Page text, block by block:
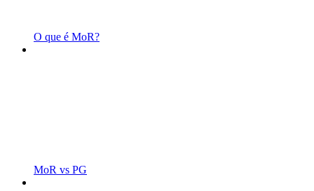
O que é MoR?
MoR vs PG